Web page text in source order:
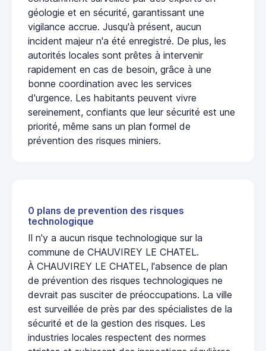
géologie et en sécurité, garantissant une
vigilance accrue. Jusqu'à présent, aucun
incident majeur n'a été enregistré. De plus, les
autorités locales sont prêtes à intervenir
rapidement en cas de besoin, grâce à une
bonne coordination avec les services
d'urgence. Les habitants peuvent vivre
sereinement, confiants que leur sécurité est une
priorité, même sans un plan formel de
prévention des risques miniers.
0 plans de prevention des risques
technologique
Il n'y a aucun risque technologique sur la
commune de CHAUVIREY LE CHATEL.
À CHAUVIREY LE CHATEL, l'absence de plan
de prévention des risques technologiques ne
devrait pas susciter de préoccupations. La ville
est surveillée de près par des spécialistes de la
sécurité et de la gestion des risques. Les
industries locales respectent des normes